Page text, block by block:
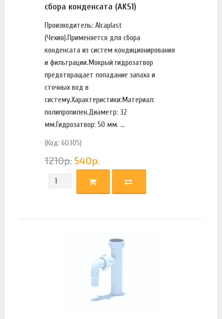
сбора конденсата (AKS1)
Производитель: Alcaplast
(Чехия).Применяется для сбора
конденсата из систем кондиционирования
и фильтрации.Мокрый гидрозатвор
предотвращает попадание запаха и
сточных вод в
систему.Характеристики:Материал:
полипропилен.Диаметр: 32
мм.Гидрозатвор: 50 мм. ...
(Код: 60305)
1210р. 540р.